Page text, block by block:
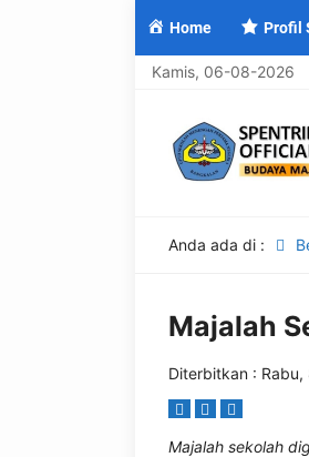
Home Profil
Kamis, 06-08-2026
di <strong>UPTD SMP Negeri 3
Anda ada di :
Majalah
Diterbitkan :
Majalah sekolah